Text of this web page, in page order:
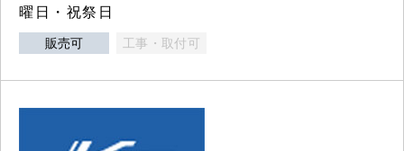
曜日・祝祭日
販売可 工事・取付可